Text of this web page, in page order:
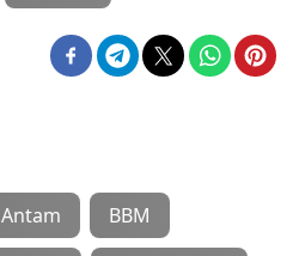
Antam BBM